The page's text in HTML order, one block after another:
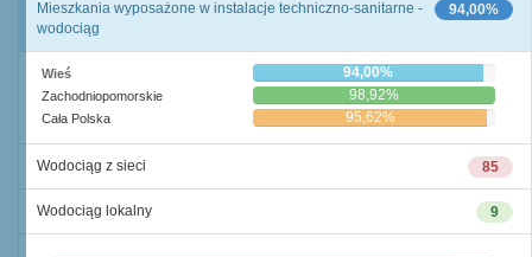
94,00%
Mieszkania wyposażone w instalacje techniczno-sanitarne -
wodociąg
Wieś 94,00%
Zachodniopomorskie 98,92%
Cała Polska 95,62%
85
Wodociąg z sieci
9
Wodociąg lokalny